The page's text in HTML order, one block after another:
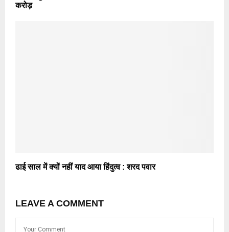
करोड़
ढाई साल में क्यों नहीं याद आया हिंदुत्व : शरद पवार
LEAVE A COMMENT